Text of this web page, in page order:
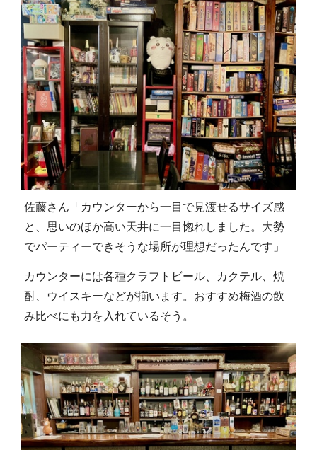
佐藤さん「カウンターから一目で見渡せるサイズ感
と、思いのほか高い天井に一目惚れしました。大勢
でパーティーできそうな場所が理想だったんです」
カウンターには各種クラフトビール、カクテル、焼
酎、ウイスキーなどが揃います。おすすめ梅酒の飲
み比べにも力を入れているそう。